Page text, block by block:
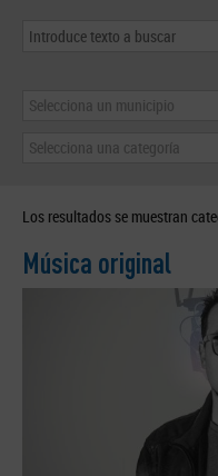
Selecciona un municipio
Selecciona una categoría
Los resultados se muestran
Música original